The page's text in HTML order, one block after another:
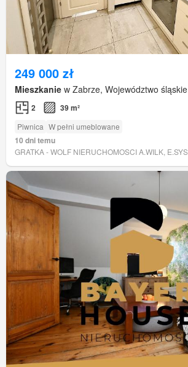
249 000 zł
Mieszkanie w Zabrze, Województwo śląskie
2 39 m²
Piwnica W pełni umeblowane
10 dni temu